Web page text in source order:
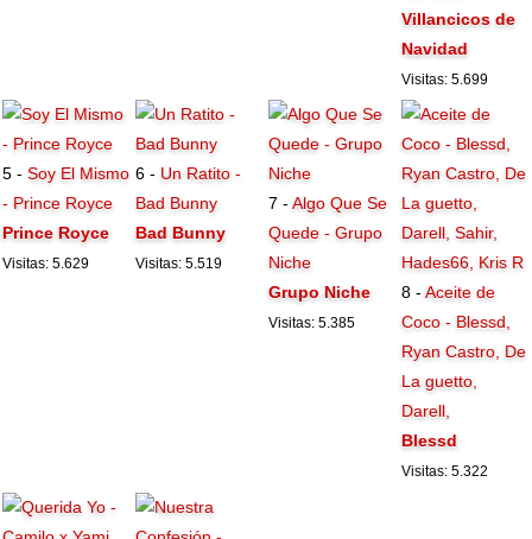
Villancicos de
Navidad
Visitas: 5.699
5 -Soy El Mismo
- Prince Royce
Prince Royce
Visitas: 5.629
6 - Un Ratito -
Bad Bunny
Bad Bunny
Visitas: 5.519
7 -Algo Que Se
Quede - Grupo
Niche
Grupo Niche
Visitas: 5.385
8 -Aceite de
Coco - Blessd,
Ryan Castro, De
La guetto,
Darell,
Blessd
Visitas: 5.322